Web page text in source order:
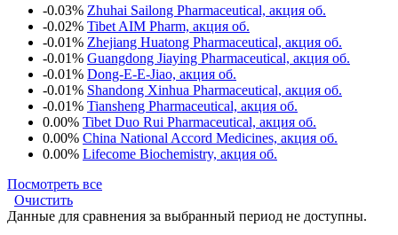
-0.03% Zhuhai Sailong Pharmaceutical, акция об.
-0.02% Tibet AIM Pharm, акция об.
-0.01% Zhejiang Huatong Pharmaceutical, акция об.
-0.01% Guangdong Jiaying Pharmaceutical, акция об.
-0.01% Dong-E-E-Jiao, акция об.
-0.01% Shandong Xinhua Pharmaceutical, акция об.
-0.01% Tiansheng Pharmaceutical, акция об.
0.00% Tibet Duo Rui Pharmaceutical, акция об.
0.00% China National Accord Medicines, акция об.
0.00% Lifecome Biochemistry, акция об.
Посмотреть все
Очистить
Данные для сравнения за выбранный период не доступны.